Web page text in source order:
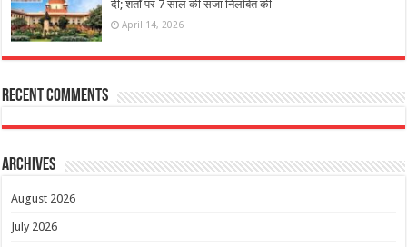
दी; शर्तों पर 7 साल की सजा निलंबित की
April 14, 2026
Recent Comments
Archives
August 2026
July 2026